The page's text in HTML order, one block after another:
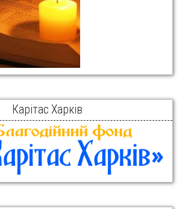
Карітас Харків